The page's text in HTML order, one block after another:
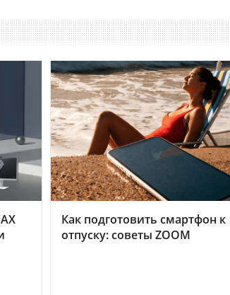
Как подготовить смартфон к
отпуску: советы ZOOM